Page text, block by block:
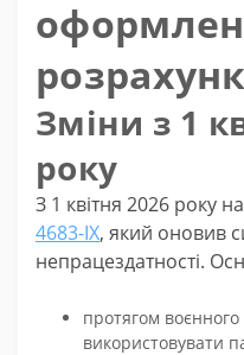
Зміни з 1
року
З 1 квітня 2026 року
4683-IX, який оновив
непрацездатності.
протягом
використовувати